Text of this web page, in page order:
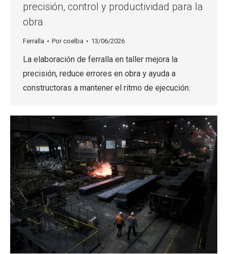
precisión, control y productividad para la
obra
Ferralla Porcoelba 13/06/2026
La elaboración de ferralla en taller mejora la
precisión, reduce errores en obra y ayuda a
constructoras a mantener el ritmo de ejecución.